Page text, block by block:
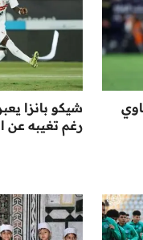
شيكو بانزا
رغم تغيبه عن